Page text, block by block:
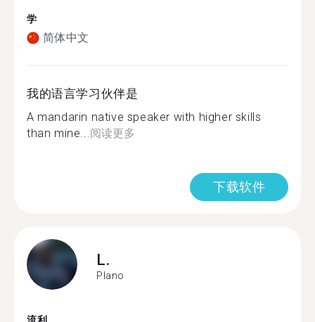
学
简体中文
我的语言学习伙伴是
A mandarin native speaker with higher skills
than mine...阅读更多
下载软件
L.
Plano